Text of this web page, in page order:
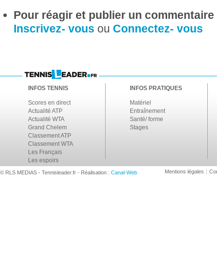
Pour réagir et publier un
Inscrivez- vous ou Connectez- vous
INFOS TENNIS
Scores en direct
Actualité ATP
Actualité WTA
Grand Chelem
Classement ATP
Classement WTA
Les Français
Les espoirs
INFOS PRATIQUES
Matériel
Entraînement
Santé/ forme
Stages
© RLS MEDIAS - Tennisleader.fr - Réalisation : Canal-Web Mentions légales